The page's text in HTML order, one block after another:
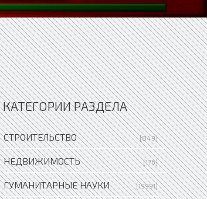
КАТЕГОРИИ РАЗДЕЛА
СТРОИТЕЛЬСТВО [849]
НЕДВИЖИМОСТЬ [176]
ГУМАНИТАРНЫЕ НАУКИ [19991]